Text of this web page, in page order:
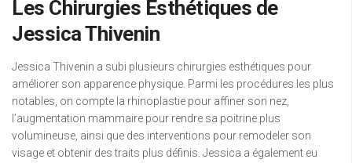
Les Chirurgies Esthétiques de
Jessica Thivenin
Jessica Thivenin a subi plusieurs chirurgies esthétiques pour
améliorer son apparence physique. Parmi les procédures les plus
notables, on compte la rhinoplastie pour affiner son nez,
l’augmentation mammaire pour rendre sa poitrine plus
volumineuse, ainsi que des interventions pour remodeler son
visage et obtenir des traits plus définis. Jessica a également eu